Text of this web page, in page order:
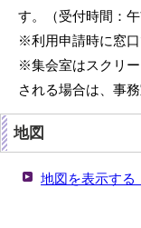
す。（受付時間：
※利用申請時に窓口
※集会室はスクリ
される場合は、事
地図
地図を表示する